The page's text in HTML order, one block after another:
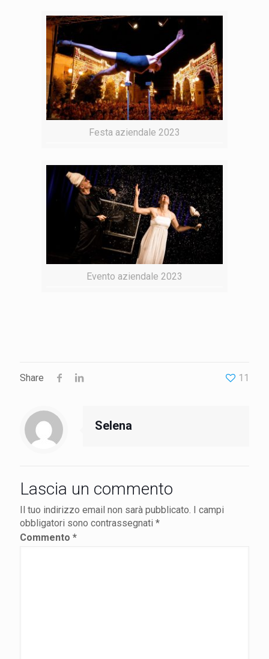
Festa aziendale 2023
Evento aziendale 2023
Share 11
Selena
Lascia un commento
Il tuo indirizzo email non sarà pubblicato.
I campi
obbligatori sono contrassegnati *
Commento *